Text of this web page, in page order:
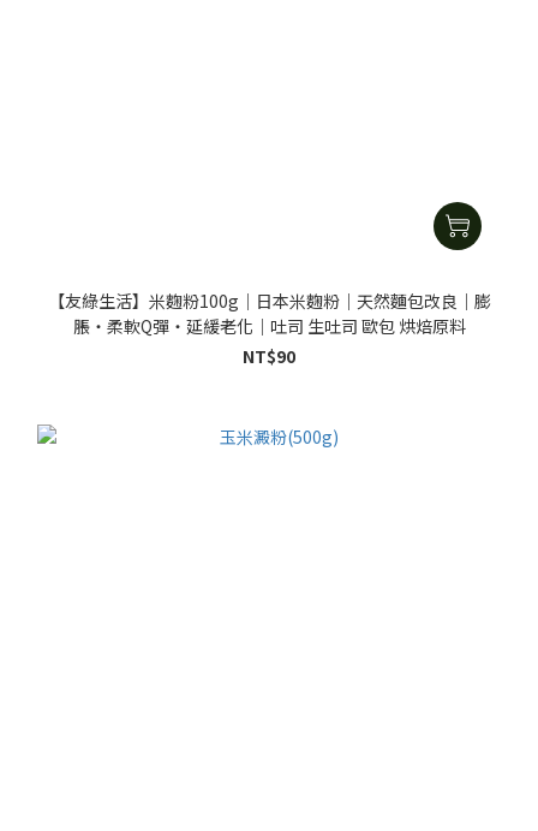
【友綠生活】米麴粉100g｜日本米麴粉｜天然麵包改良｜膨
脹・柔軟Q彈・延緩老化｜吐司 生吐司 歐包 烘焙原料
NT$90